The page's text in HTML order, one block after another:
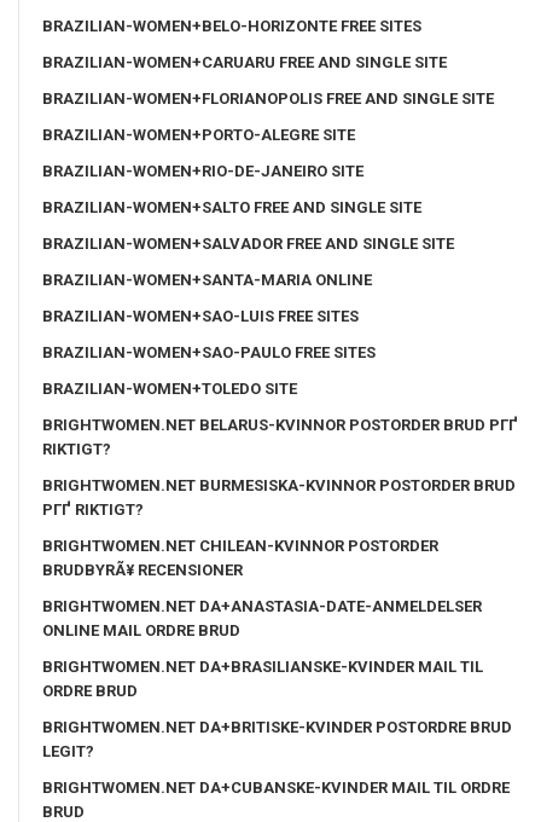
BRAZILIAN-WOMEN+BELO-HORIZONTE FREE SITES
BRAZILIAN-WOMEN+CARUARU FREE AND SINGLE SITE
BRAZILIAN-WOMEN+FLORIANOPOLIS FREE AND SINGLE SITE
BRAZILIAN-WOMEN+PORTO-ALEGRE SITE
BRAZILIAN-WOMEN+RIO-DE-JANEIRO SITE
BRAZILIAN-WOMEN+SALTO FREE AND SINGLE SITE
BRAZILIAN-WOMEN+SALVADOR FREE AND SINGLE SITE
BRAZILIAN-WOMEN+SANTA-MARIA ONLINE
BRAZILIAN-WOMEN+SAO-LUIS FREE SITES
BRAZILIAN-WOMEN+SAO-PAULO FREE SITES
BRAZILIAN-WOMEN+TOLEDO SITE
BRIGHTWOMEN.NET BELARUS-KVINNOR POSTORDER BRUD PГҐ
RIKTIGT?
BRIGHTWOMEN.NET BURMESISKA-KVINNOR POSTORDER BRUD
PГҐ RIKTIGT?
BRIGHTWOMEN.NET CHILEAN-KVINNOR POSTORDER
BRUDBYRÃ¥ RECENSIONER
BRIGHTWOMEN.NET DA+ANASTASIA-DATE-ANMELDELSER
ONLINE MAIL ORDRE BRUD
BRIGHTWOMEN.NET DA+BRASILIANSKE-KVINDER MAIL TIL
ORDRE BRUD
BRIGHTWOMEN.NET DA+BRITISKE-KVINDER POSTORDRE BRUD
LEGIT?
BRIGHTWOMEN.NET DA+CUBANSKE-KVINDER MAIL TIL ORDRE
BRUD